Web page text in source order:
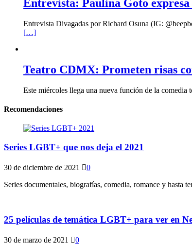
Entrevista: Paulina Goto expresa
Entrevista Divagadas por Richard Osuna (IG:
[…]
Teatro CDMX: Prometen risas
Este miércoles llega una nueva función de la
Recomendaciones
Series LGBT+ que nos deja el 2021
30 de diciembre de 2021 0
Series documentales, biografías, comedia, romance y hasta
25 películas de temática LGBT+ para ver en
30 de marzo de 2021 0